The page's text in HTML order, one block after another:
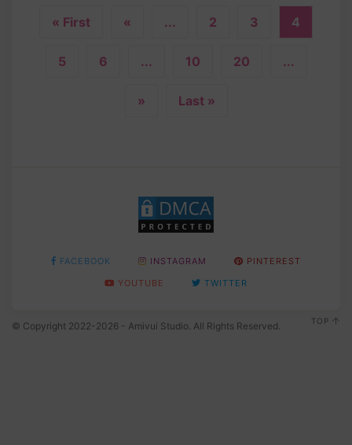
« First « ... 2 3 4
5 6 ... 10 20 ...
» Last »
FACEBOOK INSTAGRAM
PINTEREST
YOUTUBE
TWITTER
© Copyright 2022-2026 - Amivui Studio. All Rights Reserved. TOP